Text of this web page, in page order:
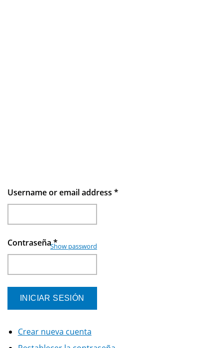
Username or email address *
Contraseña*
Show password
Crear nueva cuenta